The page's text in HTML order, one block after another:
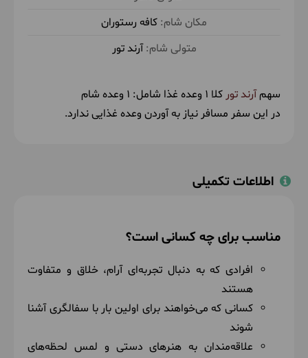
کافه رستوران
آرند تور
سهمآرند تور کلا 1 وعده غذا شامل:
1 وعده شام
در این سفر مسافر نیاز به آوردن وعده غذایی ندارد.
اطلاعات تکمیلی
مناسب برای چه کسانی است؟
افرادی که به دنبال تجربه‌ای آرام، خلاق و متفاوت
هستند
کسانی که می‌خواهند برای اولین بار با سفالگری آشنا
شوند
علاقه‌مندان به هنرهای دستی و لمس لحظه‌های